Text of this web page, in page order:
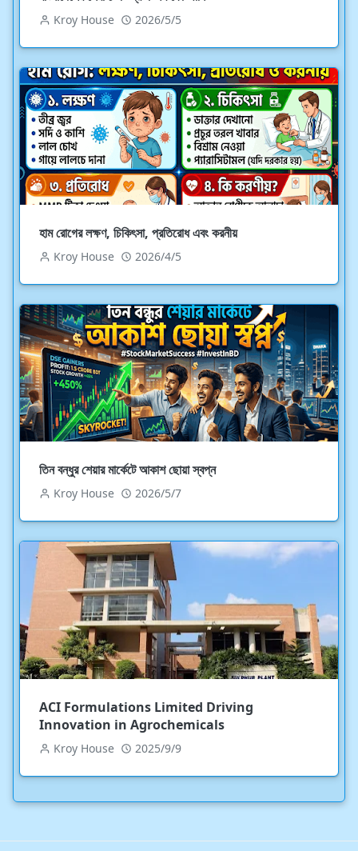
Kroy House 2026/5/5
হাম রোগের লক্ষণ, চিকিৎসা, প্রতিরোধ এবং করনীয়
Kroy House 2026/4/5
তিন বন্ধুর শেয়ার মার্কেটে আকাশ ছোয়া স্বপ্ন
Kroy House 2026/5/7
ACI Formulations Limited Driving
Innovation in Agrochemicals
Kroy House 2025/9/9